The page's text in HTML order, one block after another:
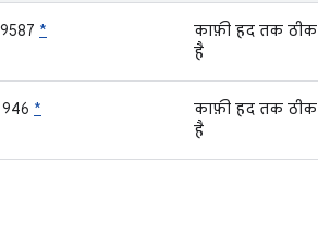
*
काफ़ी हद तक ठीक
है
*
काफ़ी हद तक ठीक
है